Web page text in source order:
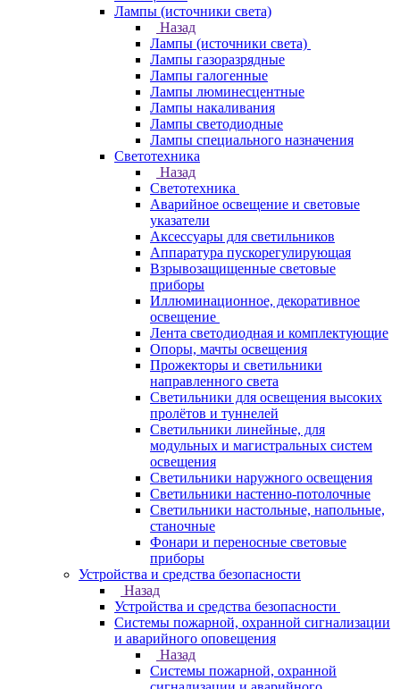
Лампы (источники света)
Назад
Лампы (источники света)
Лампы газоразрядные
Лампы галогенные
Лампы люминесцентные
Лампы накаливания
Лампы светодиодные
Лампы специального назначения
Светотехника
Назад
Светотехника
Аварийное освещение и световые
указатели
Аксессуары для светильников
Аппаратура пускорегулирующая
Взрывозащищенные световые
приборы
Иллюминационное, декоративное
освещение
Лента светодиодная и комплектующие
Опоры, мачты освещения
Прожекторы и светильники
направленного света
Светильники для освещения высоких
пролётов и туннелей
Светильники линейные, для
модульных и магистральных систем
освещения
Светильники наружного освещения
Светильники настенно-потолочные
Светильники настольные, напольные,
станочные
Фонари и переносные световые
приборы
Устройства и средства безопасности
Назад
Устройства и средства безопасности
Системы пожарной, охранной сигнализации
и аварийного оповещения
Назад
Системы пожарной, охранной